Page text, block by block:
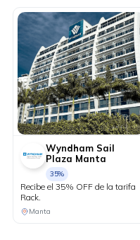
Wyndham Sail
Plaza Manta
35%
Recibe el 35% OFF de la tarifa
Rack.
Manta